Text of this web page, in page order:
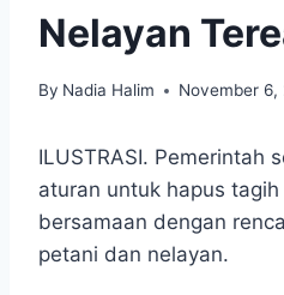
Nelayan
By Nadia Halim November 6,
ILUSTRASI. Pemerintah
aturan untuk hapus
bersamaan dengan
petani dan nelayan.